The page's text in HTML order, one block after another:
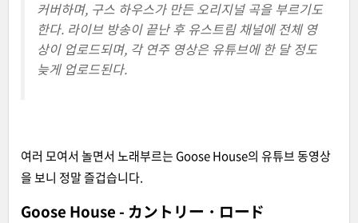
커버하며, 구스 하우스가 만든 오리지널 곡을 부르기도
한다. 라이브 방송이 끝난 후 유스트림 채널에 전체 영
상이 업로드되며, 각 연주 영상은 유튜브에 한 달 정도
늦게 업로드된다.
여러 모여서 놀면서 노래부르는 Goose House의 유튜브 동영상
을 보니 정말 즐겁습니다.
Goose House - カントリー・ロード